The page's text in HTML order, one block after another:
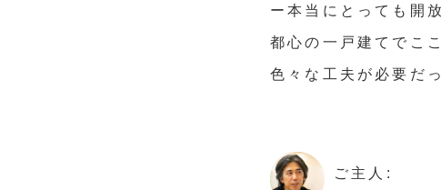
ー本当にとっても開
都心の一戸建てでこ
色々な工夫が必要だ
ご主人: